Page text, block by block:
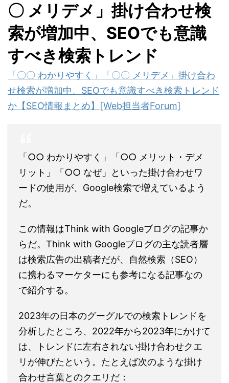
〇 メリデメ」掛け合わせ検
索が増加中、SEOでも意識
すべき検索トレンド
「〇〇 わかりやすく」「〇〇 メリデメ」掛け合わ
せ検索が増加中、SEOでも意識すべき検索トレンド
か【SEO情報まとめ】[Web担当者Forum]
「○○ わかりやすく」「○○ メリット・デメ
リット」「○○ なぜ」といった掛け合わせワ
ードの使用が、Google検索で増えているよう
だ。
この情報はThink with Googleブログの記事か
らだ。Think with Googleブログの主な読者層
は検索広告の出稿者だが、自然検索（SEO）
に携わるマーケターにも参考になる記事なの
で紹介する。
2023年の日本のグーグルでの検索トレンドを
分析したところ、2022年から2023年にかけて
は、トレンドに左右されない掛け合わせクエ
リが伸びたという。たとえば次のような掛け
合わせ言葉とのクエリだ：